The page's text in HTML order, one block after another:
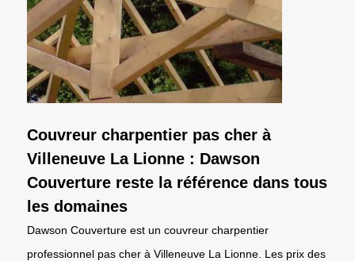
Couvreur charpentier pas cher à
Villeneuve La Lionne : Dawson
Couverture reste la référence dans tous
les domaines
Dawson Couverture est un couvreur charpentier
professionnel pas cher à Villeneuve La Lionne. Les prix des